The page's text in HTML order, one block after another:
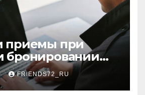
приемы при
бронировании
FRIENDS72_RU